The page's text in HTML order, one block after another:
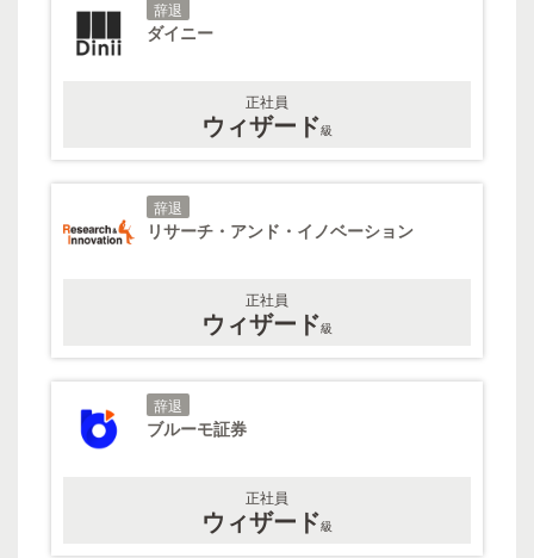
辞退
ダイニー
正社員
ウィザード級
辞退
リサーチ・アンド・イノベーション
正社員
ウィザード級
辞退
ブルーモ証券
正社員
ウィザード級